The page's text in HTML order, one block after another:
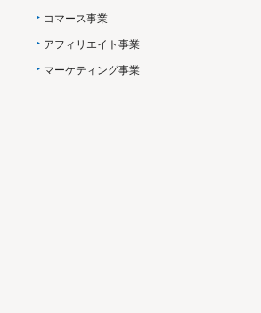
コマース事業
アフィリエイト事業
マーケティング事業